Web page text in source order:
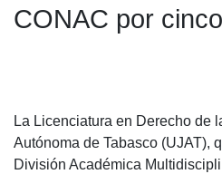
CONAC por
La Licenciatura en Derecho de
Autónoma de Tabasco (UJAT),
División Académica